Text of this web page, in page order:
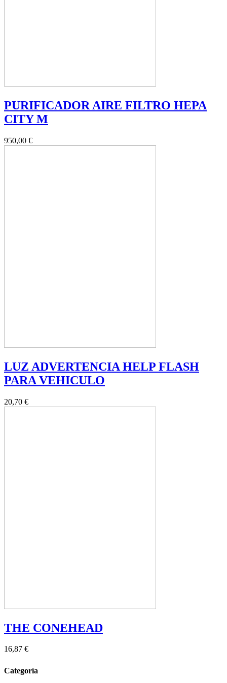
PURIFICADOR AIRE FILTRO HEPA
CITY M
950,00 €
LUZ ADVERTENCIA HELP FLASH
PARA VEHICULO
20,70 €
THE CONEHEAD
16,87 €
Categoría